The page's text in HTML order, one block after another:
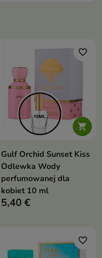

favorite_border
Gulf Orchid Sunset Kiss
Odlewka Wody
perfumowanej dla
kobiet 10 ml
5,40 €
favorite_border